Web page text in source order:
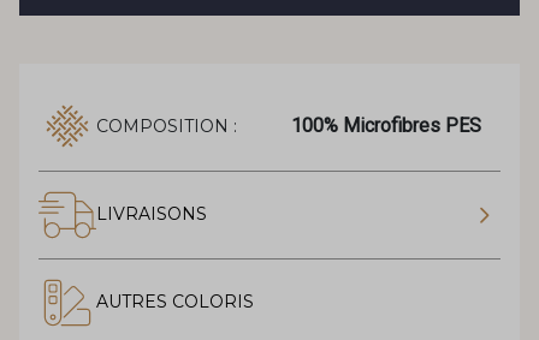
COMPOSITION : 100% Microfibres PES
LIVRAISONS
AUTRES COLORIS